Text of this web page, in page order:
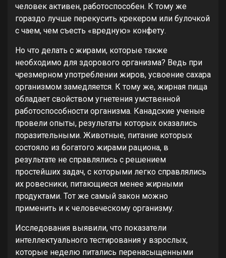
человек активен, работоспособен. К тому же
гораздо лучше перекусить крекером или булочкой
с чаем, чем съесть «вредную» конфету.
Но что делать с жирами, которые также
необходимо для здорового организма? Ведь при
чрезмерном употреблении жиров, усвоение сахара
организмом замедляется. К тому же, жирная пища
обладает свойством угнетения умственной
работоспособности организма. Канадские ученые
провели опыты, результаты которых оказались
поразительными. Животные, питание которых
состояло из богатого жирами рациона, в
результате не справлялись с решением
простейших задач, с которыми легко справлялись
их ровесники, питающиеся менее жирными
продуктами. Тот же самый закон можно
применить и к человеческому организму.
Исследования выявили, что показатели
интеллектуального тестирования у взрослых,
которые неделю питались перенасыщенными